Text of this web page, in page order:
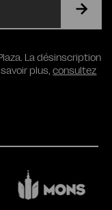
La désinscription
plus,consultez